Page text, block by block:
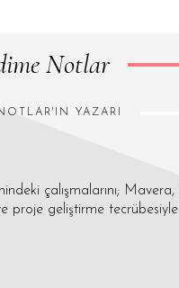
Notlar
YAZARI
çalışmalarını;
proje geliştirme